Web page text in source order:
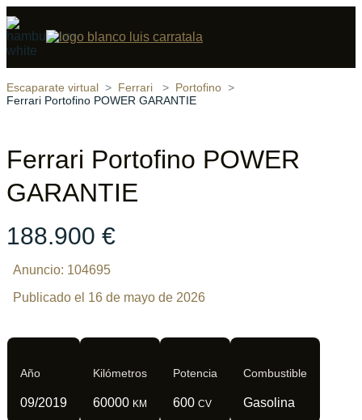
‹ ›
Compartir
Escaparate virtual Ferrari
Portofino
Ferrari Portofino POWER GARANTIE
Ferrari Portofino POWER
GARANTIE
188.900 €
Anuncio: 104695
Publicado el 16 de mayo de 2026
Año
09/2019
Kilómetros
60000 KM
Potencia
600 CV
Combustible
Gasolina